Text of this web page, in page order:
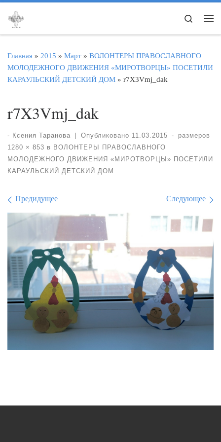
Перейти к содержимому
Search
Главная » 2015 » Март » ВОЛОНТЕРЫ ПРАВОСЛАВНОГО
МОЛОДЕЖНОГО ДВИЖЕНИЯ «МИРОТВОРЦЫ» ПОСЕТИЛИ
КАРАУЛЬСКИЙ ДЕТСКИЙ ДОМ » r7X3Vmj_dak
r7X3Vmj_dak
- Ксения Таранова Опубликовано 11.03.2015 -
размеров
1280 × 853 в ВОЛОНТЕРЫ ПРАВОСЛАВНОГО
МОЛОДЕЖНОГО ДВИЖЕНИЯ «МИРОТВОРЦЫ» ПОСЕТИЛИ
КАРАУЛЬСКИЙ ДЕТСКИЙ ДОМ
Навигация по
Предидущее Следующее